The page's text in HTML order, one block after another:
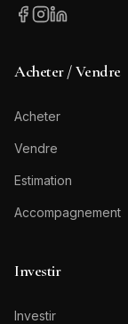
Acheter / Vendre
Acheter
Vendre
Estimation
Accompagnement
Investir
Investir